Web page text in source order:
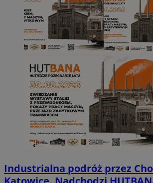
Industrialna podróż przez